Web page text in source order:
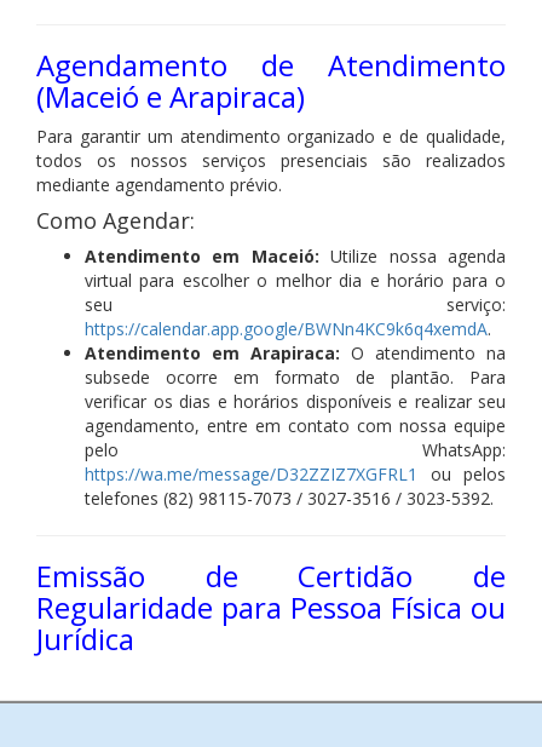
Agendamento de Atendimento
(Maceió e Arapiraca)
Para garantir um atendimento organizado e de qualidade,
todos os nossos serviços presenciais são realizados
mediante agendamento prévio.
Como Agendar:
Atendimento em Maceió: Utilize nossa agenda
virtual para escolher o melhor dia e horário para o
seu serviço:
https://calendar.app.google/BWNn4KC9k6q4xemdA.
Atendimento em Arapiraca: O atendimento na
subsede ocorre em formato de plantão. Para
verificar os dias e horários disponíveis e realizar seu
agendamento, entre em contato com nossa equipe
pelo WhatsApp:
https://wa.me/message/D32ZZIZ7XGFRL1
ou pelos
telefones (82) 98115-7073 / 3027-3516 / 3023-5392.
Emissão de Certidão de
Regularidade para Pessoa Física ou
Jurídica